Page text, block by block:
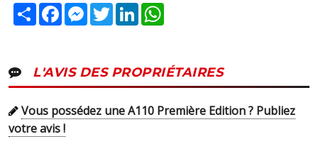
PartagerFacebookMessenger
TwitterLinkedIn
L'AVIS DES PROPRIÉTAIRES
Vous possédez une A110 Première Edition ? Publiez
votre avis !